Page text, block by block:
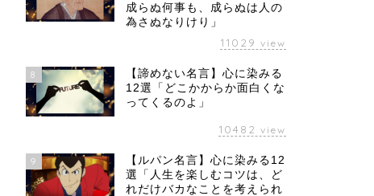
成らぬ何事も、成らぬは人の
為さぬなりけり」
11029 view
8
【諦めない名言】心に染みる
12選「どこかからか面白くな
ってくるのよ」
10482 view
9
【ルパン名言】心に染みる12
選「人生を楽しむコツは、ど
れだけバカなことを考えられ